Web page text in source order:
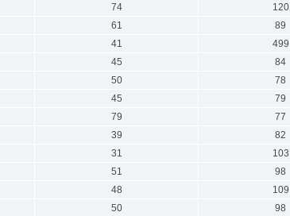
74
120
61
89
41
499
45
84
50
78
45
79
79
77
39
82
31
103
51
98
48
109
50 98